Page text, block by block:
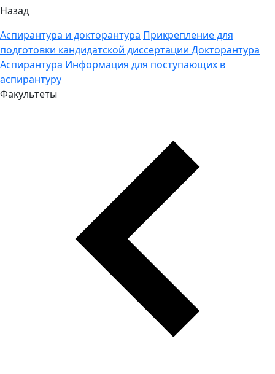
Назад
Аспирантура и докторантура Прикрепление для
подготовки кандидатской диссертации Докторантура
Аспирантура Информация для поступающих в
аспирантуру
Факультеты